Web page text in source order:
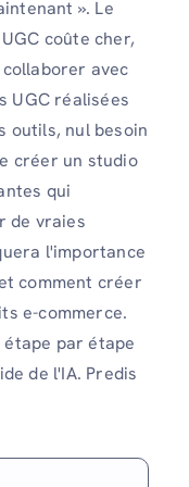
». Le
coûte cher,
avec
UGC réalisées
outils, nul besoin
créer un studio
qui
de vraies
l'importance
comment créer
e-commerce.
étape par étape
de l'IA. Predis